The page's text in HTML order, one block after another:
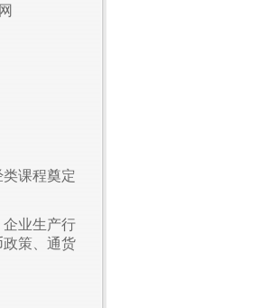
课程奠定
业生产行
策、通货